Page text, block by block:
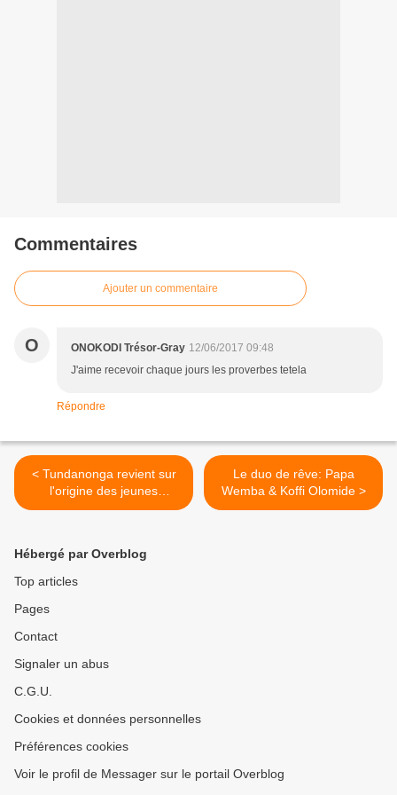
Commentaires
Ajouter un commentaire
O ONOKODI Trésor-Gray 12/06/2017 09:48
J'aime recevoir chaque jours les proverbes tetela
Répondre
< Tundanonga revient sur
l'origine des jeunes
orchestres
Le duo de rêve: Papa
Wemba & Koffi Olomide >
Hébergé par Overblog
Top articles
Pages
Contact
Signaler un abus
C.G.U.
Cookies et données personnelles
Préférences cookies
Voir le profil de Messager sur le portail Overblog